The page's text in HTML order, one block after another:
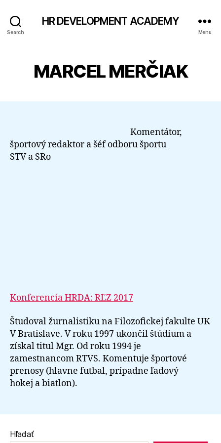
Search
HR DEVELOPMENT ACADEMY
Menu
MARCEL MERČIAK
Komentátor,
športový redaktor a šéf odboru športu
STV a SRo
Konferencia HRDA: RĽZ 2017
Študoval žurnalistiku na Filozofickej fakulte UK
V Bratislave. V roku 1997 ukončil štúdium a
získal titul Mgr. Od roku 1994 je
zamestnancom RTVS. Komentuje športové
prenosy (hlavne futbal, prípadne ľadový
hokej a biatlon).
Hľadať